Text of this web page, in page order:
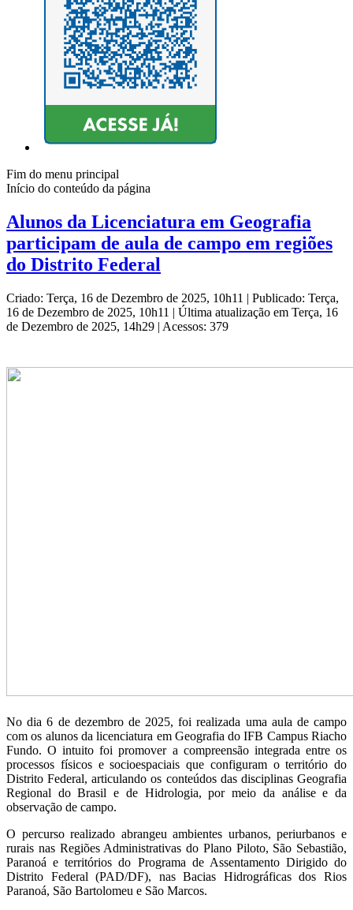
Fim do menu principal
Início do conteúdo da página
Alunos da Licenciatura em Geografia
participam de aula de campo em regiões
do Distrito Federal
Criado: Terça, 16 de Dezembro de 2025, 10h11 | Publicado: Terça,
16 de Dezembro de 2025, 10h11 | Última atualização em Terça, 16
de Dezembro de 2025, 14h29 | Acessos: 379
No dia 6 de dezembro de 2025, foi realizada uma aula de campo
com os alunos da licenciatura em Geografia do IFB Campus Riacho
Fundo. O intuito foi promover a compreensão integrada entre os
processos físicos e socioespaciais que configuram o território do
Distrito Federal, articulando os conteúdos das disciplinas Geografia
Regional do Brasil e de Hidrologia, por meio da análise e da
observação de campo.
O percurso realizado abrangeu ambientes urbanos, periurbanos e
rurais nas Regiões Administrativas do Plano Piloto, São Sebastião,
Paranoá e territórios do Programa de Assentamento Dirigido do
Distrito Federal (PAD/DF), nas Bacias Hidrográficas dos Rios
Paranoá, São Bartolomeu e São Marcos.